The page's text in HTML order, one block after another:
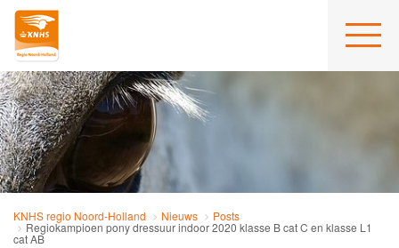
KNHS regio Noord-Holland Nieuws Posts
Regiokampioen pony dressuur indoor 2020 klasse B cat C en klasse L1
cat AB